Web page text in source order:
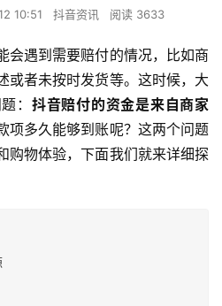
10:51 抖音资讯 阅读 3633
会遇到需要赔付的情况，比如商
或者未按时发货等。这时候，大
： 抖音赔付的资金是来自商家
项多久能够到账呢？这两个问题
购物体验，下面我们就来详细探